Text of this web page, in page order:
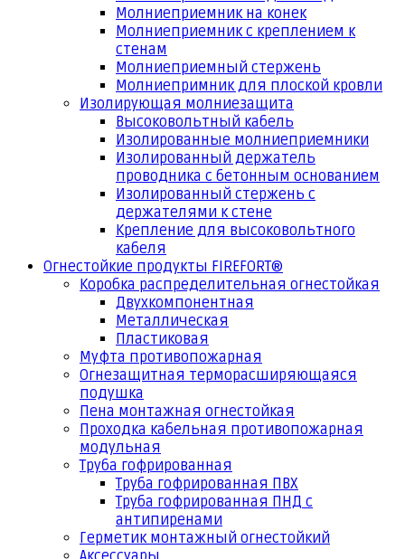
Молниеприемник на конек
Молниеприемник с креплением к
стенам
Молниеприемный стержень
Молниепримник для плоской кровли
Изолирующая молниезащита
Высоковольтный кабель
Изолированные молниеприемники
Изолированный держатель
проводника с бетонным основанием
Изолированный стержень с
держателями к стене
Крепление для высоковольтного
кабеля
Огнестойкие продукты FIREFORT®
Коробка распределительная огнестойкая
Двухкомпонентная
Металлическая
Пластиковая
Муфта противопожарная
Огнезащитная терморасширяющаяся
подушка
Пена монтажная огнестойкая
Проходка кабельная противопожарная
модульная
Труба гофрированная
Труба гофрированная ПВХ
Труба гофрированная ПНД с
антипиренами
Герметик монтажный огнестойкий